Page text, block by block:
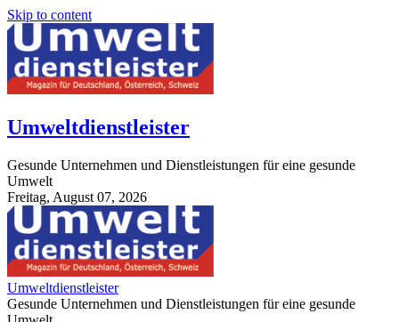
Skip to content
Umweltdienstleister
Gesunde Unternehmen und Dienstleistungen für eine gesunde
Umwelt
Freitag, August 07, 2026
StuttgartApotheke.com
Umweltdienstleister
Gesunde Unternehmen und Dienstleistungen für eine gesunde